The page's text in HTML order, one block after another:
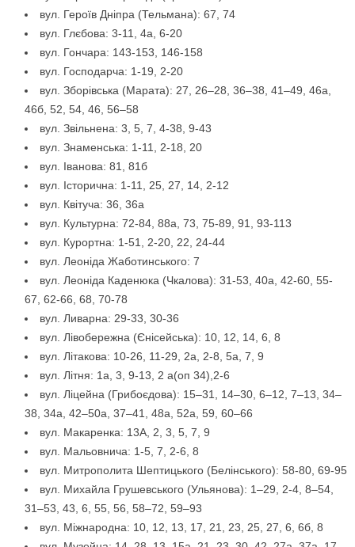
вул. Героїв Дніпра (Тельмана): 67, 74
вул. Глєбова: 3-11, 4а, 6-20
вул. Гончара: 143-153, 146-158
вул. Господарча: 1-19, 2-20
вул. Зборівська (Марата): 27, 26–28, 36–38, 41–49, 46а,
46б, 52, 54, 46, 56–58
вул. Звільнена: 3, 5, 7, 4-38, 9-43
вул. Знаменська: 1-11, 2-18, 20
вул. Іванова: 81, 81б
вул. Історична: 1-11, 25, 27, 14, 2-12
вул. Квітуча: 36, 36а
вул. Культурна: 72-84, 88а, 73, 75-89, 91, 93-113
вул. Курортна: 1-51, 2-20, 22, 24-44
вул. Леоніда Жаботинського: 7
вул. Леоніда Каденюка (Чкалова): 31-53, 40а, 42-60, 55-
67, 62-66, 68, 70-78
вул. Ливарна: 29-33, 30-36
вул. Лівобережна (Єнісейська): 10, 12, 14, 6, 8
вул. Літакова: 10-26, 11-29, 2а, 2-8, 5а, 7, 9
вул. Літня: 1а, 3, 9-13, 2 а(оп 34),2-6
вул. Ліцейна (Грибоєдова): 15–31, 14–30, 6–12, 7–13, 34–
38, 34а, 42–50а, 37–41, 48а, 52а, 59, 60–66
вул. Макаренка: 13А, 2, 3, 5, 7, 9
вул. Мальовнича: 1-5, 7, 2-6, 8
вул. Митрополита Шептицького (Белінського): 58-80, 69-95
вул. Михайла Грушевського (Ульянова): 1–29, 2-4, 8–54,
31–53, 43, 6, 55, 56, 58–72, 59–93
вул. Міжнародна: 10, 12, 13, 17, 21, 23, 25, 27, 6, 6б, 8